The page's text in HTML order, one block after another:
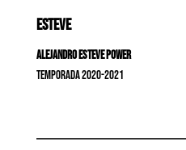
ESTEVE
Alejandro Esteve Power
Temporada 2020-2021